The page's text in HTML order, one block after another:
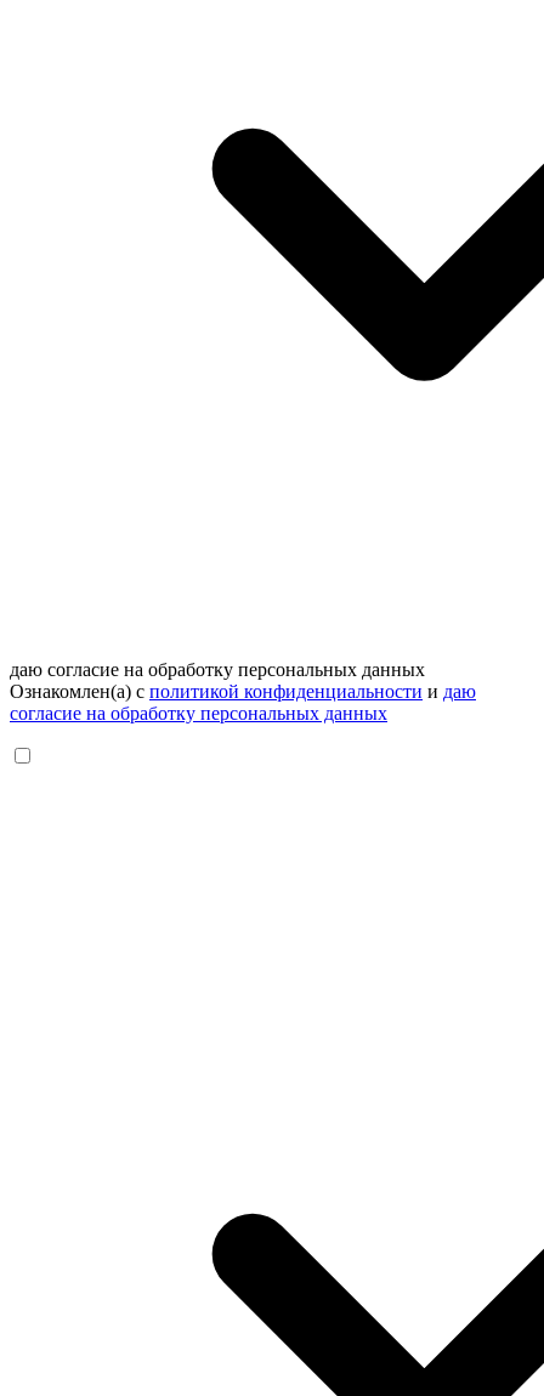
даю согласие на обработку персональных данных
Ознакомлен(а) с политикой конфиденциальности и даю
согласие на обработку персональных данных